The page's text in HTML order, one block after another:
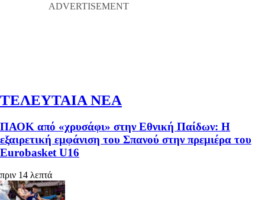
ΤΕΛΕΥΤΑΙΑ ΝΕΑ
ΠΑΟΚ από «χρυσάφι» στην Εθνική Παίδων: Η
εξαιρετική εμφάνιση του Σπανού στην πρεμιέρα του
Eurobasket U16
πριν 14 λεπτά